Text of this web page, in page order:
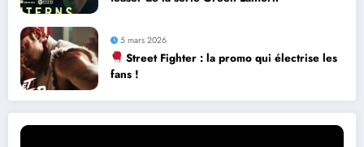
5 mars 2026
Street Fighter : la promo qui électrise les
fans !